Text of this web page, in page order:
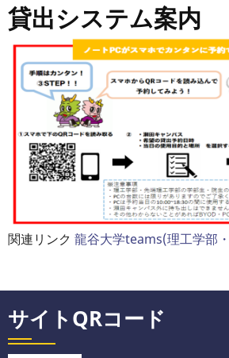
貸出システム案内
関連リンク 龍谷大学teams(理工学部
サイトQRコード